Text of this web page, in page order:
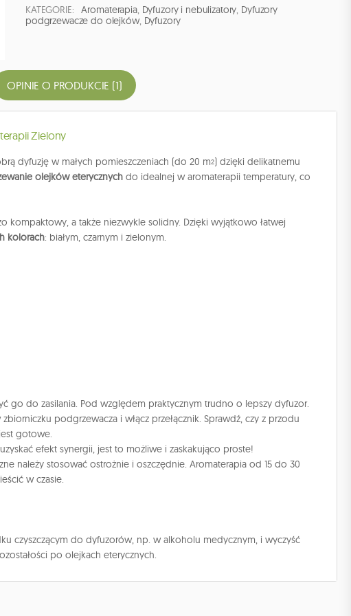
KATEGORIE: Aromaterapia, Dyfuzory i nebulizatory, Dyfuzory
podgrzewacze do olejków, Dyfuzory
OPINIE O PRODUKCIE (1)
Zielony
dyfuzję w małych pomieszczeniach (do 20 m2) dzięki delikatnemu
olejków eterycznych do idealnej w aromaterapii temperatury, co
kompaktowy, a także niezwykle solidny. Dzięki wyjątkowo łatwej
kolorach: białym, czarnym i zielonym.
go do zasilania. Pod względem praktycznym trudno o lepszy dyfuzor.
podgrzewacza i włącz przełącznik. Sprawdź, czy z przodu
gotowe.
efekt synergii, jest to możliwe i zaskakująco proste!
należy stosować ostrożnie i oszczędnie. Aromaterapia od 15 do 30
w czasie.
czyszczącym do dyfuzorów, np. w alkoholu medycznym, i wyczyść
po olejkach eterycznych.